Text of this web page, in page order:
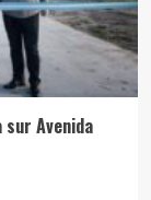
Avenida